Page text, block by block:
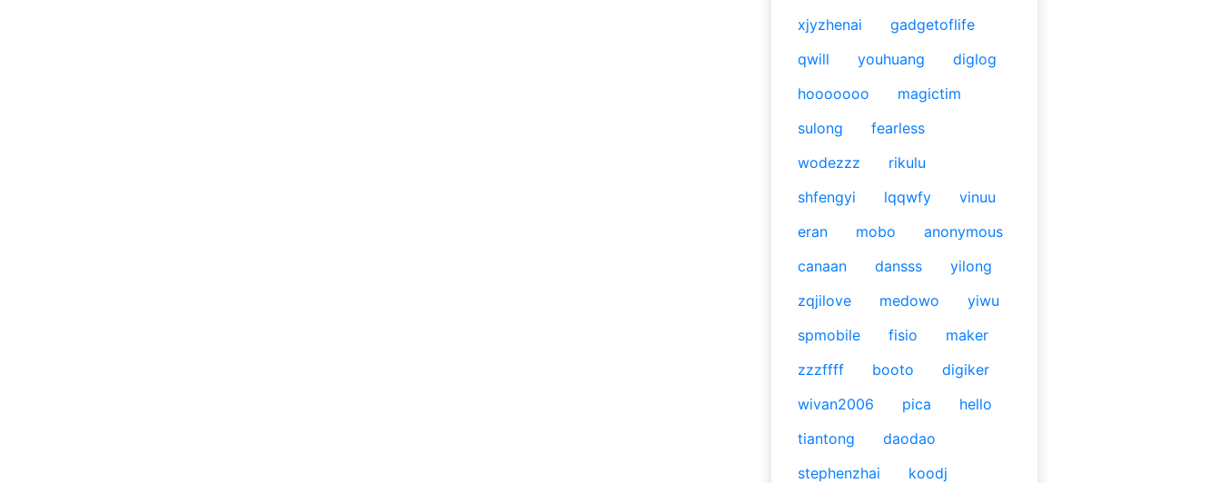
xjyzhenai
gadgetoflife
qwill
youhuang
diglog
hooooooo
magictim
sulong
fearless
wodezzz
rikulu
shfengyi
lqqwfy
vinuu
eran
mobo
anonymous
canaan
dansss
yilong
zqjilove
medowo
yiwu
spmobile
fisio
maker
zzzffff
booto
digiker
wivan2006
pica
hello
tiantong
daodao
stephenzhai
koodj